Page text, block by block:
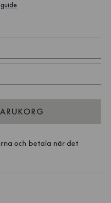
och betala när det